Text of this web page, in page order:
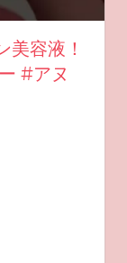
容液！
#アヌ